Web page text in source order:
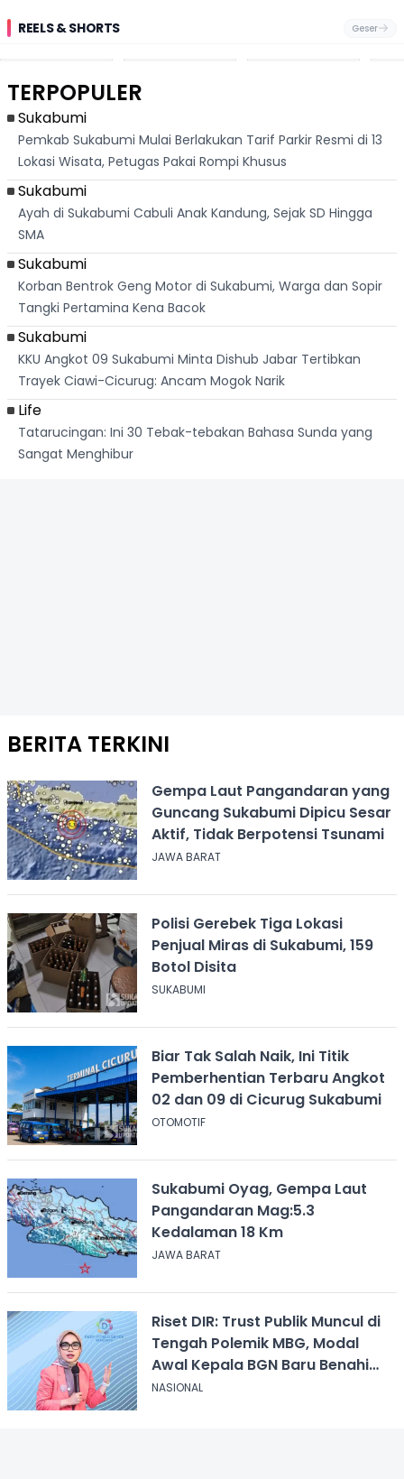
REELS & SHORTS Geser
Festival Ekstrem
Banteng
"Bang Messi"
TERPOPULER
Sukabumi
Pemkab Sukabumi Mulai Berlakukan Tarif Parkir Resmi di 13
Lokasi Wisata, Petugas Pakai Rompi Khusus
Sukabumi
Ayah di Sukabumi Cabuli Anak Kandung, Sejak SD Hingga
SMA
Sukabumi
Korban Bentrok Geng Motor di Sukabumi, Warga dan Sopir
Tangki Pertamina Kena Bacok
Sukabumi
KKU Angkot 09 Sukabumi Minta Dishub Jabar Tertibkan
Trayek Ciawi-Cicurug: Ancam Mogok Narik
Life
Tatarucingan: Ini 30 Tebak-tebakan Bahasa Sunda yang
Sangat Menghibur
BERITA TERKINI
Gempa Laut Pangandaran yang
Guncang Sukabumi Dipicu Sesar
Aktif, Tidak Berpotensi Tsunami
JAWA BARAT
Polisi Gerebek Tiga Lokasi
Penjual Miras di Sukabumi, 159
Botol Disita
SUKABUMI
Biar Tak Salah Naik, Ini Titik
Pemberhentian Terbaru Angkot
02 dan 09 di Cicurug Sukabumi
OTOMOTIF
Sukabumi Oyag, Gempa Laut
Pangandaran Mag:5.3
Kedalaman 18 Km
JAWA BARAT
Riset DIR: Trust Publik Muncul di
Tengah Polemik MBG, Modal
Awal Kepala BGN Baru Benahi
Program
NASIONAL